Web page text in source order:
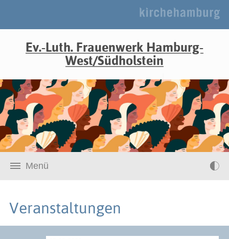
Ev.-Luth. Frauenwerk Hamburg-
West/Südholstein
Menü
Veranstaltungen